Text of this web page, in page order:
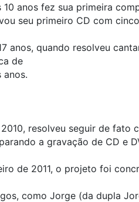
10 anos fez sua primeira
seu primeiro CD com
anos, quando resolveu
de
anos.
2010, resolveu seguir de fato
a gravação de CD e
de 2011, o projeto foi
como Jorge (da dupla